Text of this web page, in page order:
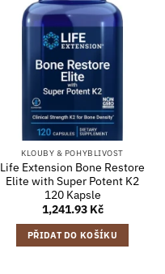
KLOUBY & POHYBLIVOST
Life Extension Bone Restore
Elite with Super Potent K2
120 Kapsle
1,241.93 Kč
PŘIDAT DO KOŠÍKU